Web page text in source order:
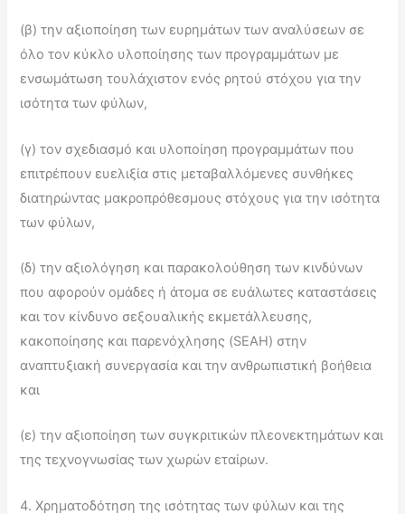
(β) την αξιοποίηση των ευρημάτων των αναλύσεων σε
όλο τον κύκλο υλοποίησης των προγραμμάτων με
ενσωμάτωση τουλάχιστον ενός ρητού στόχου για την
ισότητα των φύλων,
(γ) τον σχεδιασμό και υλοποίηση προγραμμάτων που
επιτρέπουν ευελιξία στις μεταβαλλόμενες συνθήκες
διατηρώντας μακροπρόθεσμους στόχους για την ισότητα
των φύλων,
(δ) την αξιολόγηση και παρακολούθηση των κινδύνων
που αφορούν ομάδες ή άτομα σε ευάλωτες καταστάσεις
και τον κίνδυνο σεξουαλικής εκμετάλλευσης,
κακοποίησης και παρενόχλησης (SEAH) στην
αναπτυξιακή συνεργασία και την ανθρωπιστική βοήθεια
και
(ε) την αξιοποίηση των συγκριτικών πλεονεκτημάτων και
της τεχνογνωσίας των χωρών εταίρων.
4. Χρηματοδότηση της ισότητας των φύλων και της